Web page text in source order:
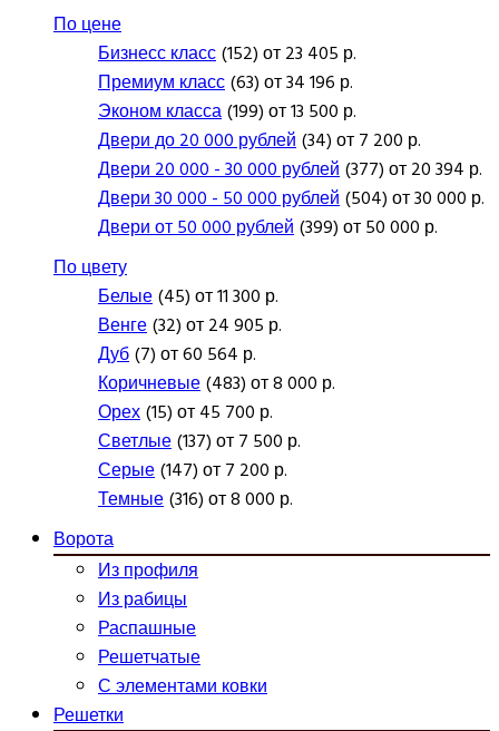
По цене
Бизнесс класс(152) от 23 405 р.
Премиум класс(63) от 34 196 р.
Эконом класса(199) от 13 500 р.
Двери до 20 000 рублей(34) от 7 200 р.
Двери 20 000 - 30 000 рублей(377) от 20 394 р.
Двери 30 000 - 50 000 рублей(504) от 30 000 р.
Двери от 50 000 рублей(399) от 50 000 р.
По цвету
Белые(45) от 11 300 р.
Венге(32) от 24 905 р.
Дуб(7) от 60 564 р.
Коричневые(483) от 8 000 р.
Орех(15) от 45 700 р.
Светлые(137) от 7 500 р.
Серые(147) от 7 200 р.
Темные(316) от 8 000 р.
Ворота
Из профиля
Из рабицы
Распашные
Решетчатые
С элементами ковки
Решетки